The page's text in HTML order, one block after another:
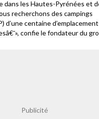
dans les Hautes-Pyrénées et
recherchons des campings
d’une centaine
confie le fondateur du